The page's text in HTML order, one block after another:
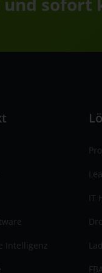
Intelligenz
IT